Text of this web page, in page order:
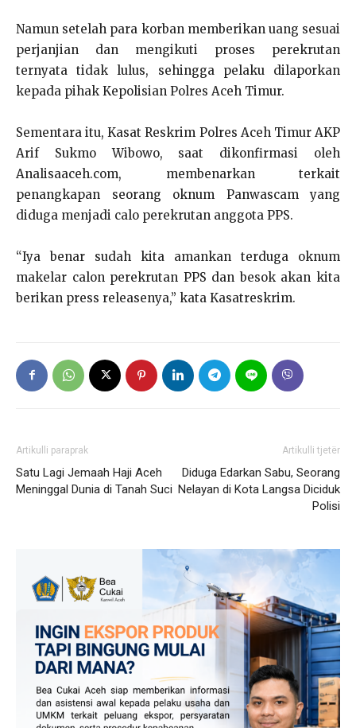
Namun setelah para korban memberikan uang sesuai
perjanjian dan mengikuti proses perekrutan
ternyata tidak lulus, sehingga pelaku dilaporkan
kepada pihak Kepolisian Polres Aceh Timur.
Sementara itu, Kasat Reskrim Polres Aceh Timur AKP
Arif Sukmo Wibowo, saat dikonfirmasi oleh
Analisaaceh.com, membenarkan terkait
penangkapan seorang oknum Panwascam yang
diduga menjadi calo perekrutan anggota PPS.
“Iya benar sudah kita amankan terduga oknum
makelar calon perekrutan PPS dan besok akan kita
berikan press releasenya,” kata Kasatreskrim.
Artikulli paraprak
Satu Lagi Jemaah Haji Aceh
Meninggal Dunia di Tanah Suci
Artikulli tjetër
Diduga Edarkan Sabu, Seorang
Nelayan di Kota Langsa Diciduk
Polisi